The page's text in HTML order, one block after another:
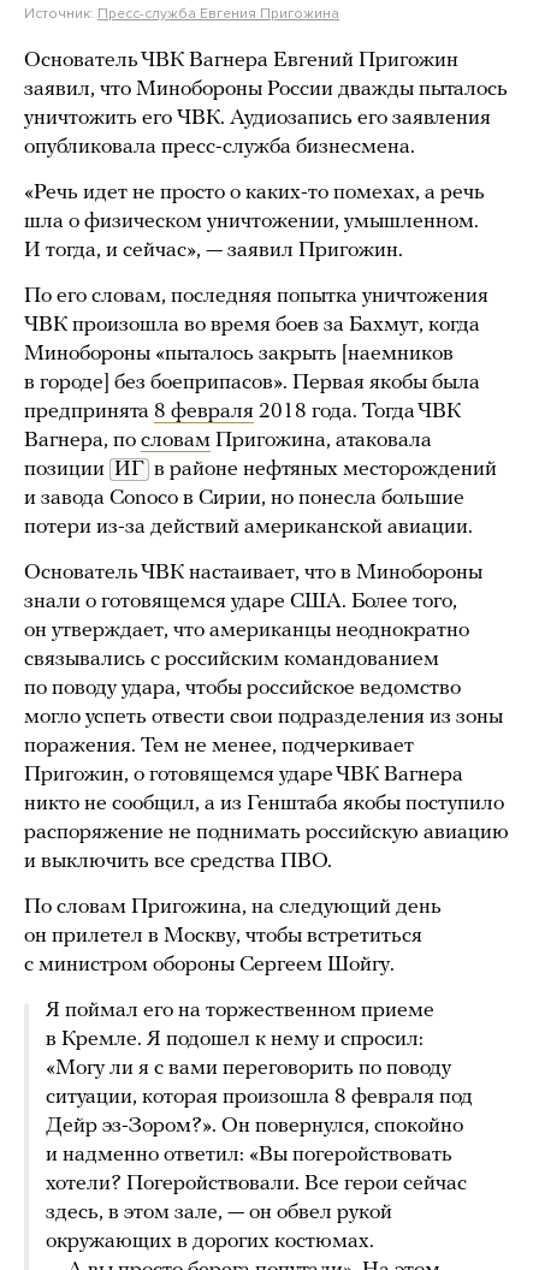
Источник: Пресс-служба Евгения Пригожина
Основатель ЧВК Вагнера Евгений Пригожин
заявил, что Минобороны России дважды пыталось
уничтожить его ЧВК. Аудиозапись его заявления
опубликовала пресс-служба бизнесмена.
«Речь идет не просто о каких-то помехах, а речь
шла о физическом уничтожении, умышленном.
И тогда, и сейчас», — заявил Пригожин.
По его словам, последняя попытка уничтожения
ЧВК произошла во время боев за Бахмут, когда
Минобороны «пыталось закрыть [наемников
в городе] без боеприпасов». Первая якобы была
предпринята 8 февраля 2018 года. Тогда ЧВК
Вагнера, по словам Пригожина, атаковала
позиции ИГ в районе нефтяных месторождений
и завода Conoco в Сирии, но понесла большие
потери из-за действий американской авиации.
Основатель ЧВК настаивает, что в Минобороны
знали о готовящемся ударе США. Более того,
он утверждает, что американцы неоднократно
связывались с российским командованием
по поводу удара, чтобы российское ведомство
могло успеть отвести свои подразделения из зоны
поражения. Тем не менее, подчеркивает
Пригожин, о готовящемся ударе ЧВК Вагнера
никто не сообщил, а из Генштаба якобы поступило
распоряжение не поднимать российскую авиацию
и выключить все средства ПВО.
По словам Пригожина, на следующий день
он прилетел в Москву, чтобы встретиться
с министром обороны Сергеем Шойгу.
Я поймал его на торжественном приеме
в Кремле. Я подошел к нему и спросил:
«Могу ли я с вами переговорить по поводу
ситуации, которая произошла 8 февраля под
Дейр эз-Зором?». Он повернулся, спокойно
и надменно ответил: «Вы погеройствовать
хотели? Погеройствовали. Все герои сейчас
здесь, в этом зале, — он обвел рукой
окружающих в дорогих костюмах.